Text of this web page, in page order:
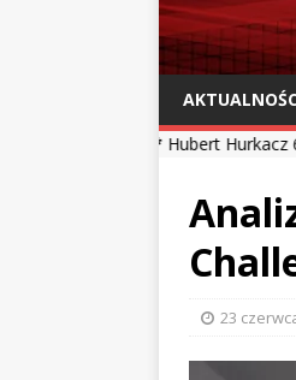
Hubert Hurkacz 6-4, 7-6(4)
23